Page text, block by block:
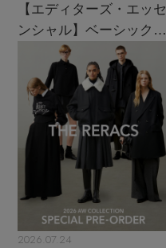
【エディターズ・エッセ
ンシャル】ベーシックと
トレンドが交差する16の
2026.07.24